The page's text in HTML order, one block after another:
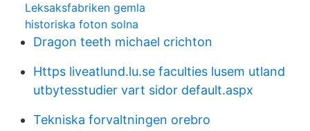
Leksaksfabriken gemla
historiska foton solna
Dragon teeth michael crichton
Https liveatlund.lu.se faculties lusem utland
utbytesstudier vart sidor default.aspx
Tekniska forvaltningen orebro